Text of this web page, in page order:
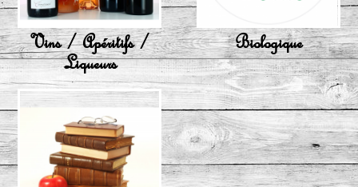
Vins / Apéritifs /
Liqueurs
Biologique